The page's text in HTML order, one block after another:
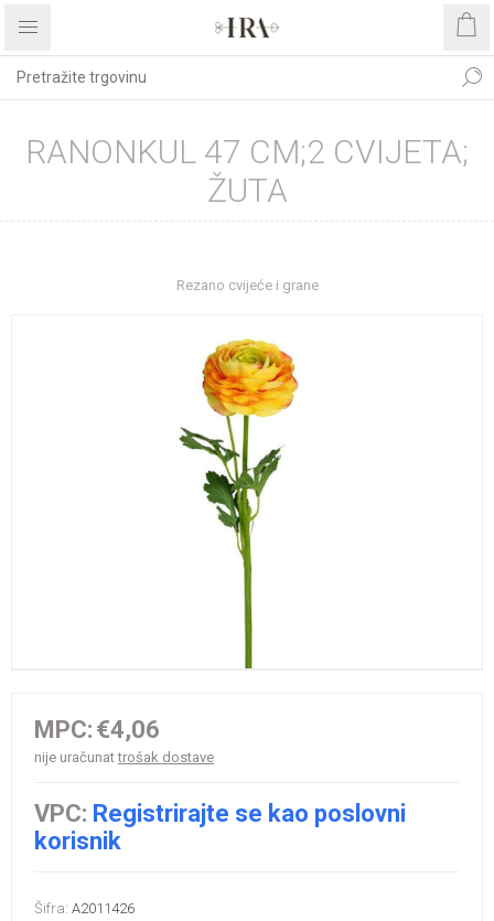
RANONKUL 47 CM;2 CVIJETA;
ŽUTA
Rezano cvijeće i grane
MPC: €4,06
nije uračunattrošak dostave
VPC: Registrirajte se kao poslovni
korisnik
Šifra: A2011426